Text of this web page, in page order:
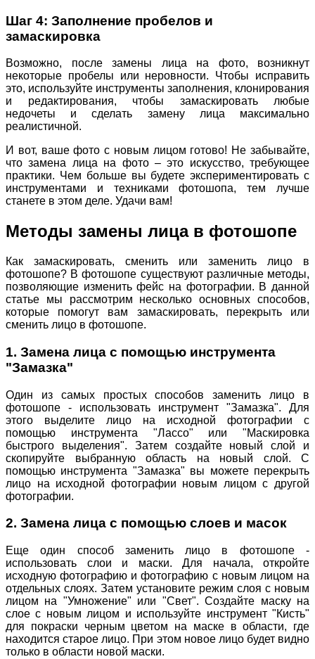
Шаг 4: Заполнение пробелов и
замаскировка
Возможно, после замены лица на фото, возникнут
некоторые пробелы или неровности. Чтобы исправить
это, используйте инструменты заполнения, клонирования
и редактирования, чтобы замаскировать любые
недочеты и сделать замену лица максимально
реалистичной.
И вот, ваше фото с новым лицом готово! Не забывайте,
что замена лица на фото – это искусство, требующее
практики. Чем больше вы будете экспериментировать с
инструментами и техниками фотошопа, тем лучше
станете в этом деле. Удачи вам!
Методы замены лица в фотошопе
Как замаскировать, сменить или заменить лицо в
фотошопе? В фотошопе существуют различные методы,
позволяющие изменить фейс на фотографии. В данной
статье мы рассмотрим несколько основных способов,
которые помогут вам замаскировать, перекрыть или
сменить лицо в фотошопе.
1. Замена лица с помощью инструмента
"Замазка"
Один из самых простых способов заменить лицо в
фотошопе - использовать инструмент "Замазка". Для
этого выделите лицо на исходной фотографии с
помощью инструмента "Лассо" или "Маскировка
быстрого выделения". Затем создайте новый слой и
скопируйте выбранную область на новый слой. С
помощью инструмента "Замазка" вы можете перекрыть
лицо на исходной фотографии новым лицом с другой
фотографии.
2. Замена лица с помощью слоев и масок
Еще один способ заменить лицо в фотошопе -
использовать слои и маски. Для начала, откройте
исходную фотографию и фотографию с новым лицом на
отдельных слоях. Затем установите режим слоя с новым
лицом на "Умножение" или "Свет". Создайте маску на
слое с новым лицом и используйте инструмент "Кисть"
для покраски черным цветом на маске в области, где
находится старое лицо. При этом новое лицо будет видно
только в области новой маски.